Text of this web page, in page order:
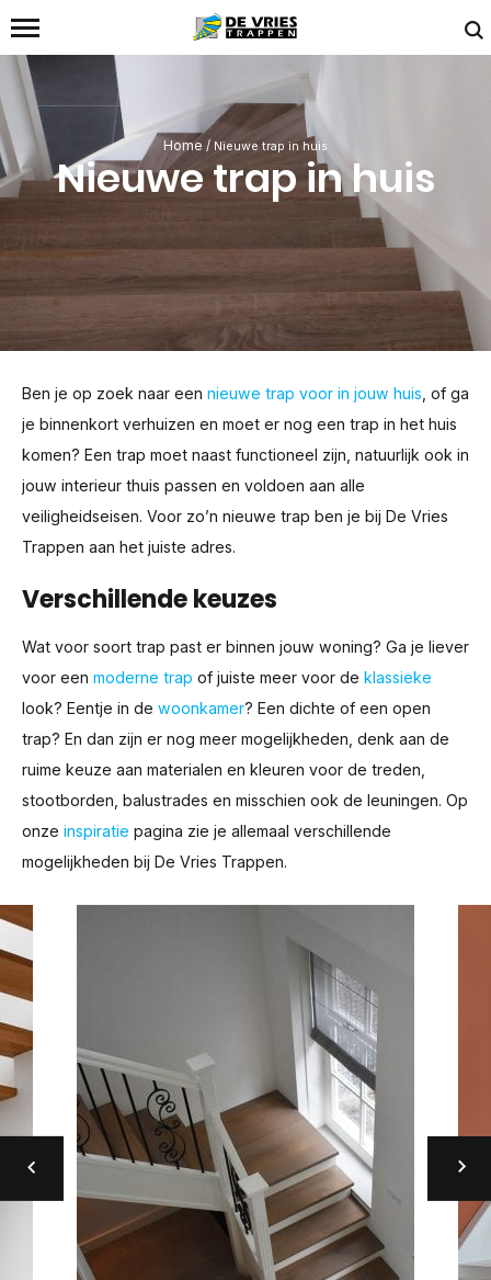
Home / Nieuwe trap in huis
Nieuwe trap in huis
Ben je op zoek naar een nieuwe trap voor in jouw huis , of ga
je binnenkort verhuizen en moet er nog een trap in het huis
komen? Een trap moet naast functioneel zijn, natuurlijk ook in
jouw interieur thuis passen en voldoen aan alle
veiligheidseisen. Voor zo’n nieuwe trap ben je bij De Vries
Trappen aan het juiste adres.
Verschillende keuzes
Wat voor soort trap past er binnen jouw woning? Ga je liever
voor een moderne trap of juiste meer voor de klassieke
look? Eentje in de woonkamer? Een dichte of een open
trap? En dan zijn er nog meer mogelijkheden, denk aan de
ruime keuze aan materialen en kleuren voor de treden,
stootborden, balustrades en misschien ook de leuningen. Op
onze inspiratie pagina zie je allemaal verschillende
mogelijkheden bij De Vries Trappen.